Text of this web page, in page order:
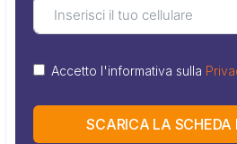
Accetto l'informativa sulla
SCARICA LA SCHEDA